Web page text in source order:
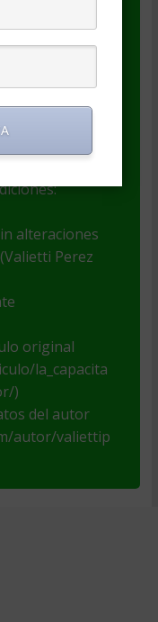
su autor(a). El
el contenido y
en
alteraciones
Perez
original
la_capacita
)
del autor
autor/valiettip